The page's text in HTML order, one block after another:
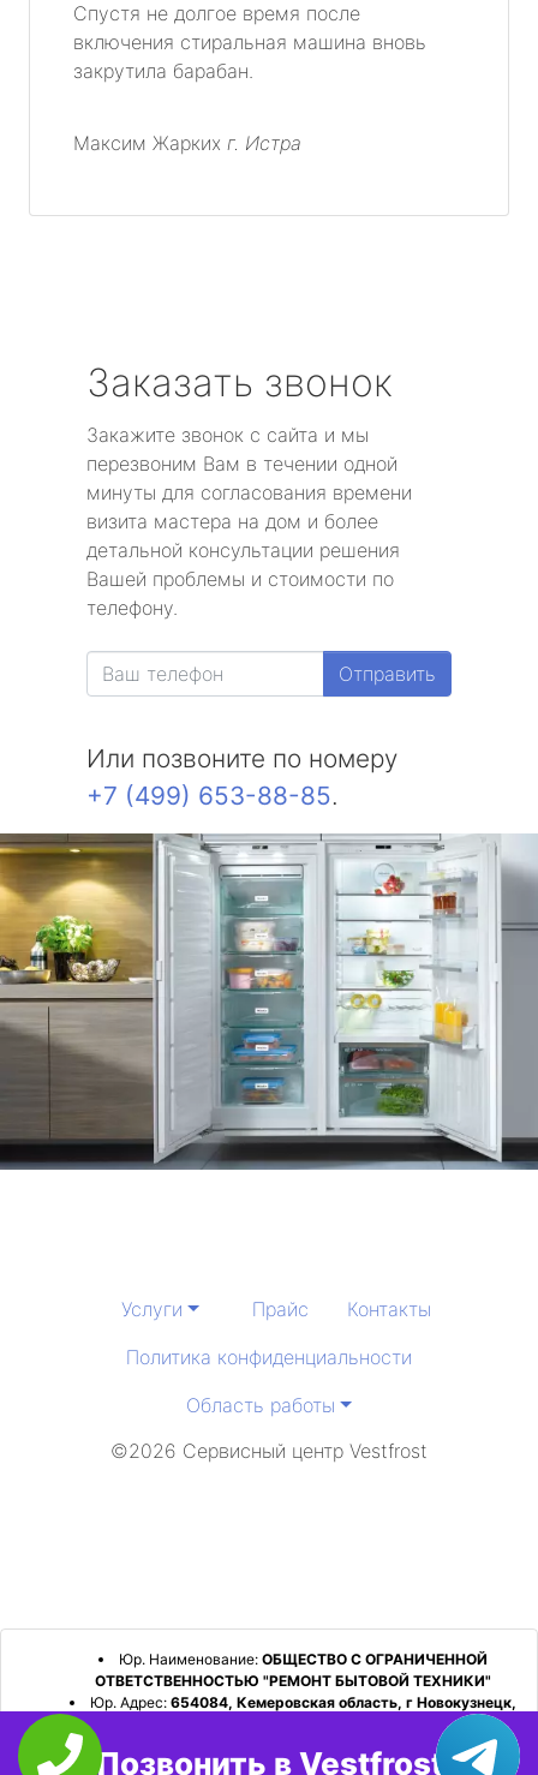
Спустя не долгое время после
включения стиральная машина вновь
закрутила барабан.
Максим Жарких г. Истра
Заказать звонок
Закажите звонок с сайта и мы
перезвоним Вам в течении одной
минуты для согласования времени
визита мастера на дом и более
детальной консультации решения
Вашей проблемы и стоимости по
телефону.
Отправить
Или позвоните по номеру
+7 (499) 653-88-85.
Услуги Прайс
Контакты
Политика конфиденциальности
Область работы
©2026 Сервисный центр Vestfrost
Юр. Наименование: ОБЩЕСТВО С ОГРАНИЧЕННОЙ
ОТВЕТСТВЕННОСТЬЮ "РЕМОНТ БЫТОВОЙ ТЕХНИКИ"
Юр. Адрес: 654084, Кемеровская область, г Новокузнецк,
р-н Орджоникидзевский, пр-кт Шахтеров, д. 31, кв. 2
ИНН:4253052180 ОГРН:1224200006128
Позвонить в Vestfrost